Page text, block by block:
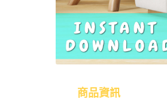
商品資訊